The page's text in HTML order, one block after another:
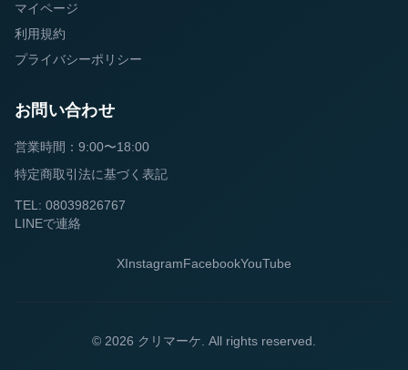
マイページ
利用規約
プライバシーポリシー
お問い合わせ
営業時間：9:00〜18:00
特定商取引法に基づく表記
TEL: 08039826767
LINEで連絡
XInstagramFacebookYouTube
© 2026 クリマーケ. All rights reserved.